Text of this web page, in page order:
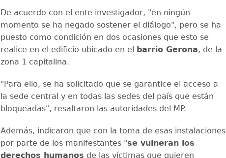
De acuerdo con el ente investigador, "en ningún
momento se ha negado sostener el diálogo", pero se ha
puesto como condición en dos ocasiones que esto se
realice en el edificio ubicado en el barrio Gerona, de la
zona 1 capitalina.
"Para ello, se ha solicitado que se garantice el acceso a
la sede central y en todas las sedes del país que están
bloqueadas", resaltaron las autoridades del MP.
Además, indicaron que con la toma de esas instalaciones
por parte de los manifestantes "se vulneran los
derechos humanos de las víctimas que quieren